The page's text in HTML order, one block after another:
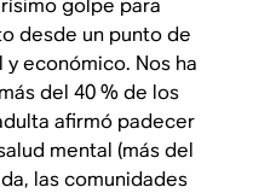
golpe para
desde un punto de
económico. Nos ha
del 40 % de los
afirmó padecer
mental (más del
las comunidades